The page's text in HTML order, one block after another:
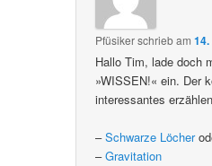
Pfüsikerschriebam
Hallo Tim, lade doch
»WISSEN!« ein. Der
interessantes
–Schwarze Löcher
–Gravitation